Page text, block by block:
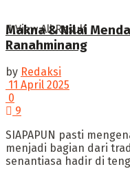
View All Result
Makna & Nilai
Ranahminang
by Redaksi
11 April 2025
0
9
SIAPAPUN pasti
menjadi bagian dari
senantiasa hadir di